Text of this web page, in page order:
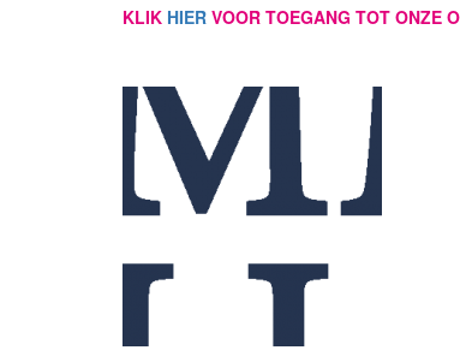
KLIK HIER VOOR TOEGANG TOT ONZE